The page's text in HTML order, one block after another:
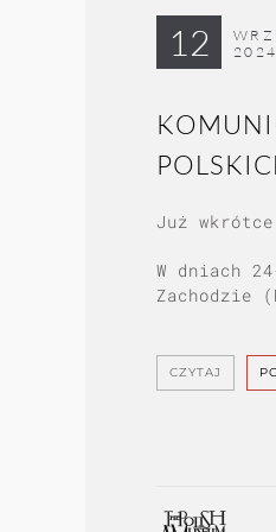
12
2024
Już
W dniach
Zachodzie
CZYTAJ